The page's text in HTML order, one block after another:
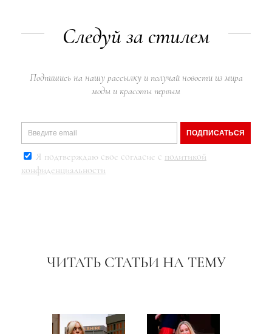
Следуй за стилем
Подпишись на нашу рассылку и получай новости из мира
моды и красоты первым
ПОДПИСАТЬСЯ
Я подтверждаю свое согласие с политикой
конфиденциальности
ЧИТАТЬ СТАТЬИ НА ТЕМУ